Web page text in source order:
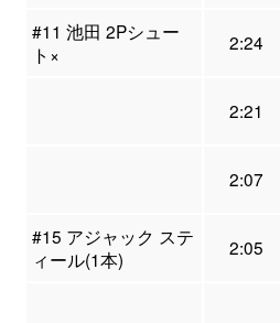
#11 池田 2Pシュー
ト×
2:24
2:21
2:07
#15 アジャック ステ
ィール(1本)
2:05